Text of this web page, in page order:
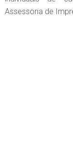
Assessoria de